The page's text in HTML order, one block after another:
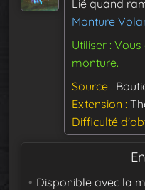
Lié quand
Monture
Utiliser :
monture.
Source
Extension
Difficulté
Disponible avec la